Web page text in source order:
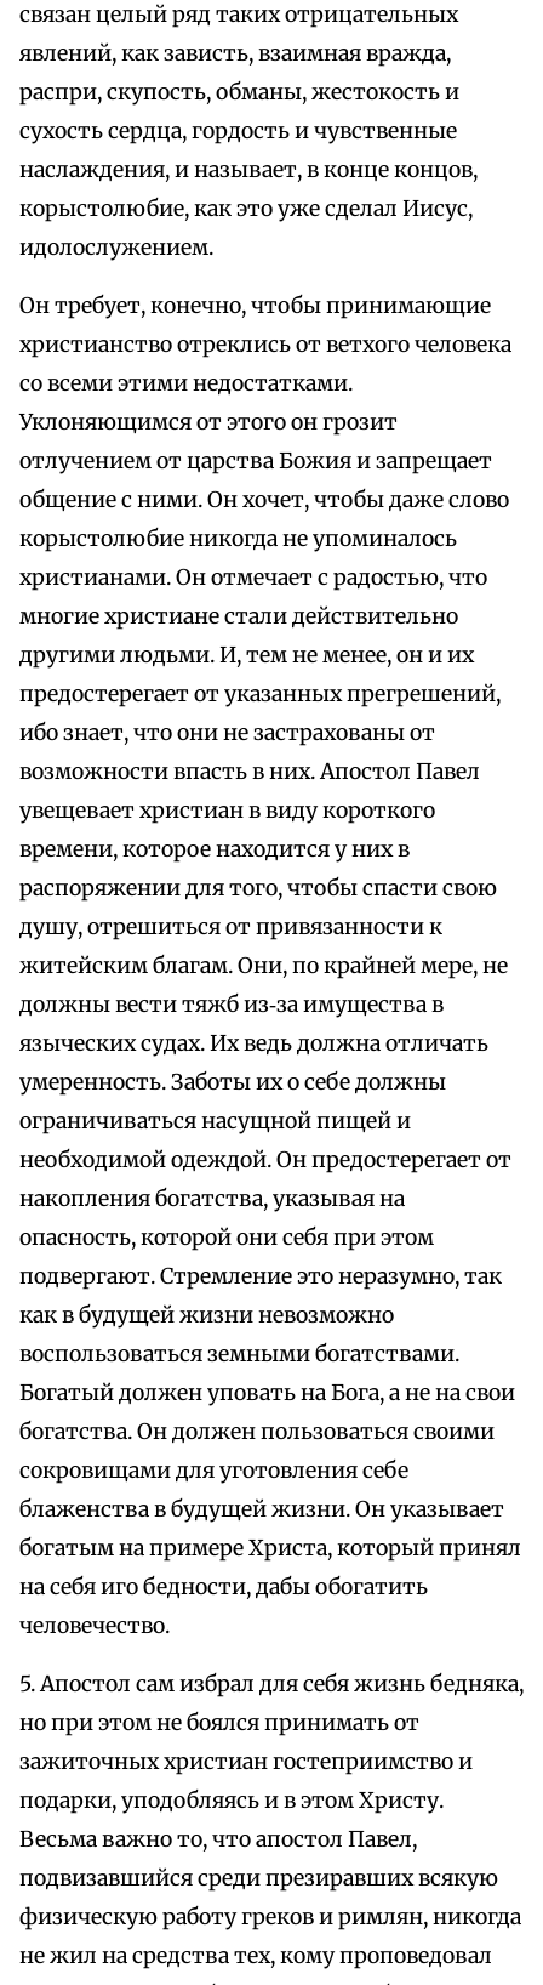
связан целый ряд таких отрицательных
явлений, как зависть, взаимная вражда,
распри, скупость, обманы, жестокость и
сухость сердца, гордость и чувственные
наслаждения, и называет, в конце концов,
корыстолюбие, как это уже сделал Иисус,
идолослужением.
Он требует, конечно, чтобы принимающие
христианство отреклись от ветхого человека
со всеми этими недостатками.
Уклоняющимся от этого он грозит
отлучением от царства Божия и запрещает
общение с ними. Он хочет, чтобы даже слово
корыстолюбие никогда не упоминалось
христианами. Он отмечает с радостью, что
многие христиане стали действительно
другими людьми. И, тем не менее, он и их
предостерегает от указанных прегрешений,
ибо знает, что они не застрахованы от
возможности впасть в них. Апостол Павел
увещевает христиан в виду короткого
времени, которое находится у них в
распоряжении для того, чтобы спасти свою
душу, отрешиться от привязанности к
житейским благам. Они, по крайней мере, не
должны вести тяжб из‑за имущества в
языческих судах. Их ведь должна отличать
умеренность. Заботы их о себе должны
ограничиваться насущной пищей и
необходимой одеждой. Он предостерегает от
накопления богатства, указывая на
опасность, которой они себя при этом
подвергают. Стремление это неразумно, так
как в будущей жизни невозможно
воспользоваться земными богатствами.
Богатый должен уповать на Бога, а не на свои
богатства. Он должен пользоваться своими
сокровищами для уготовления себе
блаженства в будущей жизни. Он указывает
богатым на примере Христа, который принял
на себя иго бедности, дабы обогатить
человечество.
5. Апостол сам избрал для себя жизнь бедняка,
но при этом не боялся принимать от
зажиточных христиан гостеприимство и
подарки, уподобляясь и в этом Христу.
Весьма важно то, что апостол Павел,
подвизавшийся среди презиравших всякую
физическую работу греков и римлян, никогда
не жил на средства тех, кому проповедовал